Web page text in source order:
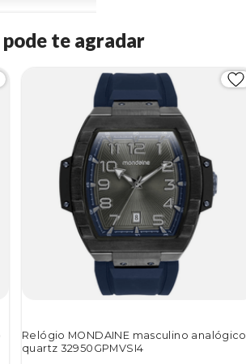
te agradar
Relógio MONDAINE masculino analógico
quartz 32950GPMVSI4